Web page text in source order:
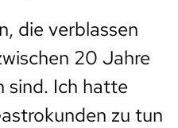
die verblassen
20 Jahre
sind. Ich hatte
zu tun